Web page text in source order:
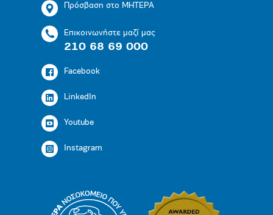
Πρόσβαση στο ΜΗΤΕΡΑ
Επικοινωνήστε μαζί μας
210 68 69 000
Facebook
LinkedIn
Youtube
Instagram